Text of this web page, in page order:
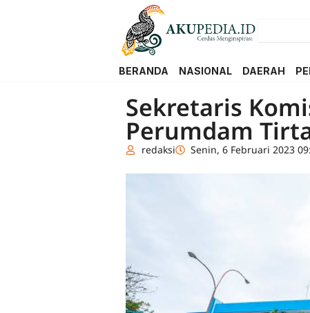
BERANDA NASIONAL DAERAH
Sekretaris
Perumdam
redaksi Senin, 6 Februari 2023